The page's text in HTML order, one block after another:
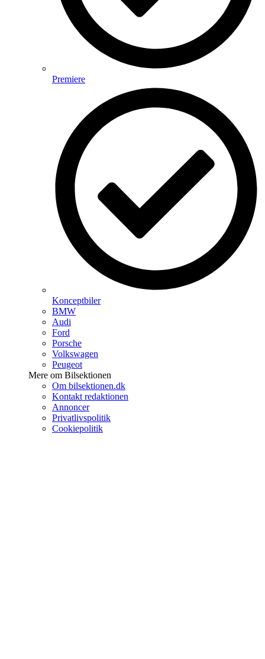
Premiere
Konceptbiler
BMW
Audi
Ford
Porsche
Volkswagen
Peugeot
Mere om Bilsektionen
Om bilsektionen.dk
Kontakt redaktionen
Annoncer
Privatlivspolitik
Cookiepolitik